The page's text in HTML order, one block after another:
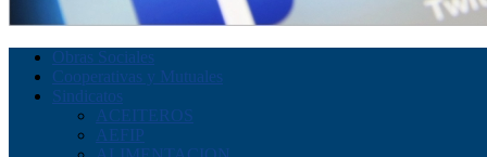
Obras Sociales
Cooperativas y Mutuales
Sindicatos
ACEITEROS
AEFIP